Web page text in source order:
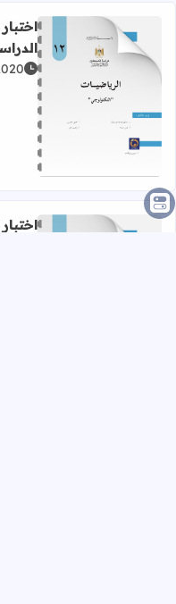
اقرأ المزيد عن
الدراسي